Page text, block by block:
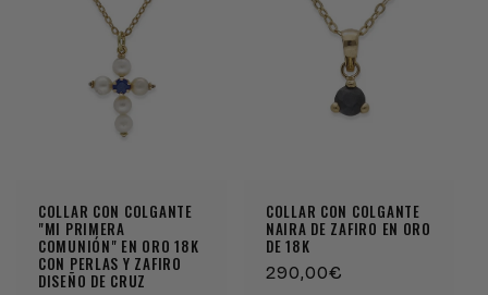
COLLAR CON COLGANTE
"MI PRIMERA
COMUNIÓN" EN ORO 18K
CON PERLAS Y ZAFIRO
DISEÑO DE CRUZ
COLLAR CON COLGANTE
NAIRA DE ZAFIRO EN ORO
DE 18K
Precio
290,00€